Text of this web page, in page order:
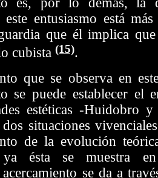
entusiasmo está
que él implica
cubista (15).
que se observa en
se puede establecer el
estéticas -Huidobro
situaciones
de la evolución
ésta se muestra en
se da a